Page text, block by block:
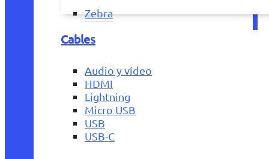
Zebra
Cables
Audio y vídeo
HDMI
Lightning
Micro USB
USB
USB-C